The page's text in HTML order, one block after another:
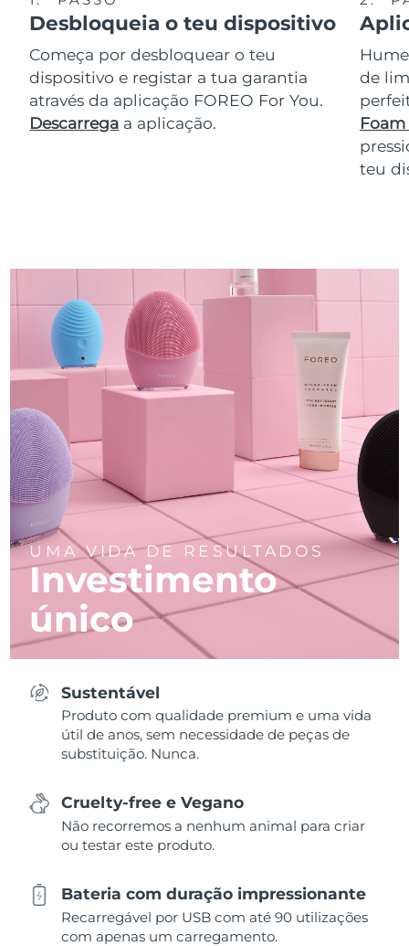
Desbloqueia o teu dispositivo
Começa por desbloquear o teu
dispositivo e registar a tua garantia
através da aplicação FOREO For You.
Descarrega a aplicação.
de
Foam
teu
UMA VIDA DE RESULTADOS
Investimento
único
Sustentável
Produto com qualidade premium e uma vida
útil de anos, sem necessidade de peças de
substituição. Nunca.
Cruelty-free e Vegano
Não recorremos a nenhum animal para criar
ou testar este produto.
Bateria com duração impressionante
Recarregável por USB com até 90 utilizações
com apenas um carregamento.